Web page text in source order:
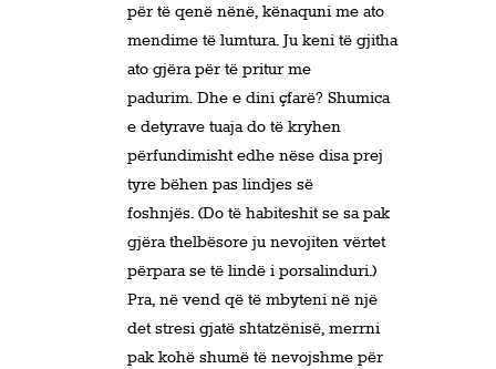
për të qenë nënë, kënaquni me ato
mendime të lumtura. Ju keni të gjitha
ato gjëra për të pritur me
padurim. Dhe e dini çfarë? Shumica
e detyrave tuaja do të kryhen
përfundimisht edhe nëse disa prej
tyre bëhen pas lindjes së
foshnjës. (Do të habiteshit se sa pak
gjëra thelbësore ju nevojiten vërtet
përpara se të lindë i porsalinduri.)
Pra, në vend që të mbyteni në një
det stresi gjatë shtatzënisë, merrni
pak kohë shumë të nevojshme për